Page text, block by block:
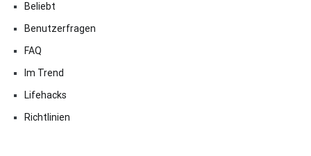
Beliebt
Benutzerfragen
FAQ
Im Trend
Lifehacks
Richtlinien